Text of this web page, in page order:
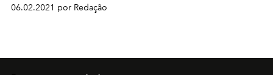
06.02.2021 por Redação